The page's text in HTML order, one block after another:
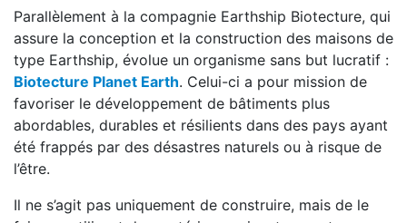
Parallèlement à la compagnie Earthship Biotecture, qui
assure la conception et la construction des maisons de
type Earthship, évolue un organisme sans but lucratif :
Biotecture Planet Earth. Celui-ci a pour mission de
favoriser le développement de bâtiments plus
abordables, durables et résilients dans des pays ayant
été frappés par des désastres naturels ou à risque de
l’être.
Il ne s’agit pas uniquement de construire, mais de le